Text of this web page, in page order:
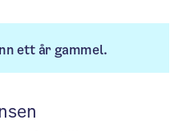
ett år gammel.